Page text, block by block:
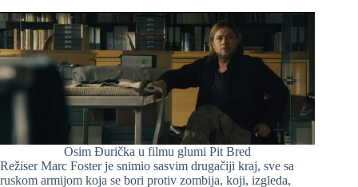
Osim Đurička u filmu glumi Pit Bred
Režiser Marc Foster je snimio sasvim drugačiji kraj, sve sa
ruskom armijom koja se bori protiv zombija, koji, izgleda,